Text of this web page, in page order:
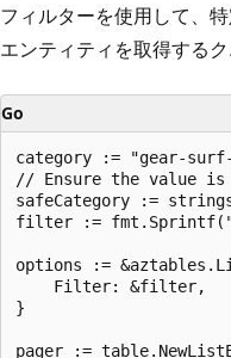
フィルターを使用して、
エンティティを取得する
Go
category := "gear-
// Ensure the value is
safeCategory :=
filter :=
options :=
    Filter: &filter,
}